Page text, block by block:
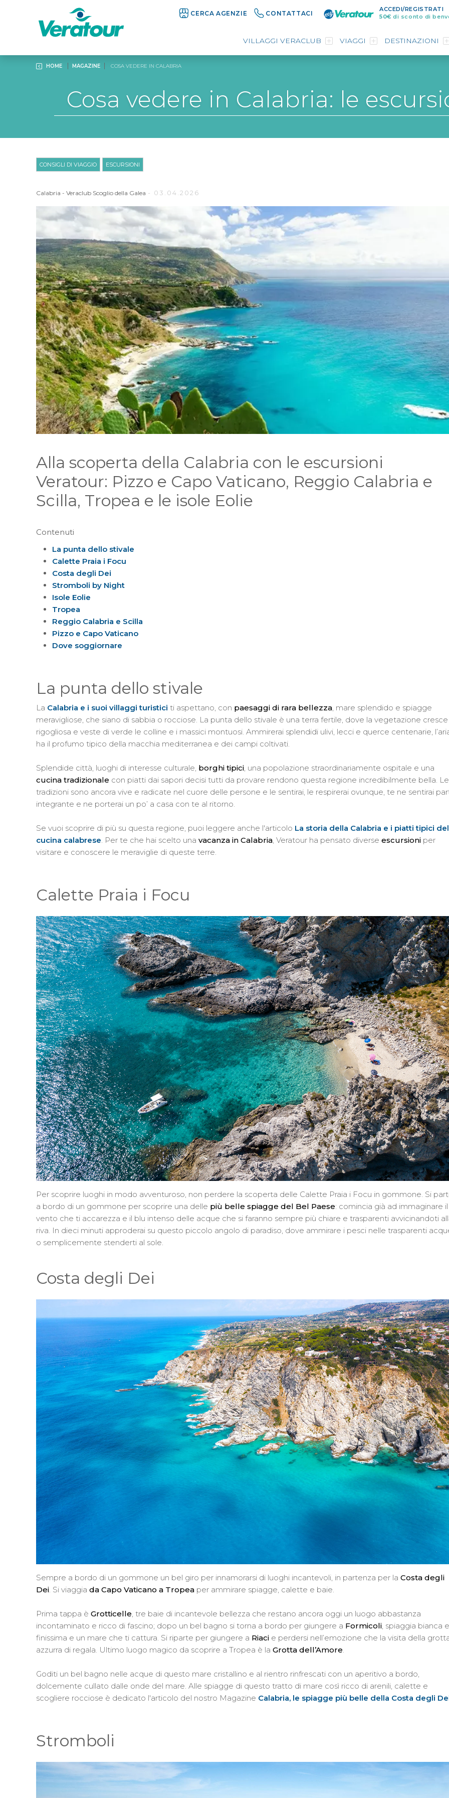
CERCA AGENZIE CONTATTACI
ACCEDI/REGISTRATI
50€ di sconto di
VILLAGGI VERACLUB VIAGGI DESTINAZIONI
HOME MAGAZINE COSA VEDERE IN CALABRIA
Cosa vedere in Calabria: le
CONSIGLI DI VIAGGIO ESCURSIONI
Calabria - Veraclub Scoglio della Galea - 03.04.2026
Alla scoperta della Calabria con le escursioni
Veratour: Pizzo e Capo Vaticano, Reggio Calabria e
Scilla, Tropea e le isole Eolie
Contenuti
La punta dello stivale
Calette Praia i Focu
Costa degli Dei
Stromboli by Night
Isole Eolie
Tropea
Reggio Calabria e Scilla
Pizzo e Capo Vaticano
Dove soggiornare
La punta dello stivale
La Calabria e i suoi villaggi turistici ti aspettano, con paesaggi di rara bellezza, mare splendido e spiagge
meravigliose, che siano di sabbia o rocciose. La punta dello stivale è una terra fertile, dove la vegetazione cresce
rigogliosa e veste di verde le colline e i massici montuosi. Ammirerai splendidi ulivi, lecci e querce centenarie,
ha il profumo tipico della macchia mediterranea e dei campi coltivati.
Splendide città, luoghi di interesse culturale, borghi tipici, una popolazione straordinariamente ospitale e una
cucina tradizionale con piatti dai sapori decisi tutti da provare rendono questa regione incredibilmente bella. Le
tradizioni sono ancora vive e radicate nel cuore delle persone e le sentirai, le respirerai ovunque, te ne sentirai
integrante e ne porterai un po’ a casa con te al ritorno.
Se vuoi scoprire di più su questa regione, puoi leggere anche l'articolo La storia della Calabria e i piatti tipici
cucina calabrese. Per te che hai scelto una vacanza in Calabria, Veratour ha pensato diverse escursioni per
visitare e conoscere le meraviglie di queste terre.
Calette Praia i Focu
Per scoprire luoghi in modo avventuroso, non perdere la scoperta delle Calette Praia i Focu in gommone. Si
a bordo di un gommone per scoprire una delle più belle spiagge del Bel Paese: comincia già ad immaginare il
vento che ti accarezza e il blu intenso delle acque che si faranno sempre più chiare e trasparenti avvicinandoti
riva. In dieci minuti approderai su questo piccolo angolo di paradiso, dove ammirare i pesci nelle trasparenti
o semplicemente stenderti al sole.
Costa degli Dei
Sempre a bordo di un gommone un bel giro per innamorarsi di luoghi incantevoli, in partenza per la Costa degli
Dei. Si viaggia da Capo Vaticano a Tropea per ammirare spiagge, calette e baie.
Prima tappa è Grotticelle, tre baie di incantevole bellezza che restano ancora oggi un luogo abbastanza
incontaminato e ricco di fascino; dopo un bel bagno si torna a bordo per giungere a Formicoli, spiaggia bianca e
finissima e un mare che ti cattura. Si riparte per giungere a Riaci e perdersi nell’emozione che la visita della
azzurra di regala. Ultimo luogo magico da scoprire a Tropea è la Grotta dell’Amore.
Goditi un bel bagno nelle acque di questo mare cristallino e al rientro rinfrescati con un aperitivo a bordo,
dolcemente cullato dalle onde del mare. Alle spiagge di questo tratto di mare così ricco di arenili, calette e
scogliere rocciose è dedicato l'articolo del nostro Magazine Calabria, le spiagge più belle della Costa degli
Stromboli